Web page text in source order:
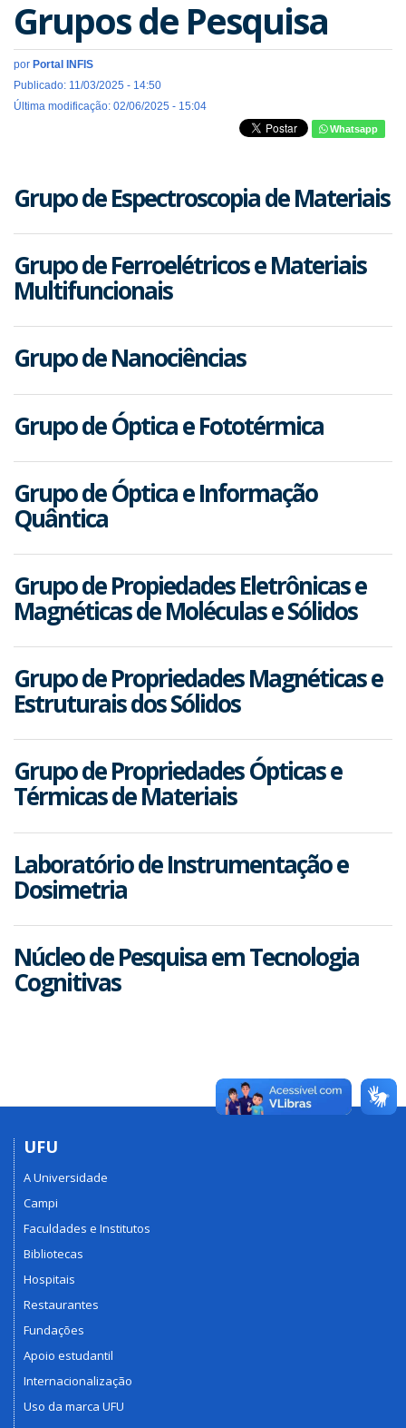
Grupos de Pesquisa
por Portal INFIS
Publicado: 11/03/2025 - 14:50
Última modificação: 02/06/2025 - 15:04
Whatsapp
Grupo de Espectroscopia de Materiais
Grupo de Ferroelétricos e Materiais
Multifuncionais
Grupo de Nanociências
Grupo de Óptica e Fototérmica
Grupo de Óptica e Informação
Quântica
Grupo de Propiedades Eletrônicas e
Magnéticas de Moléculas e Sólidos
Grupo de Propriedades Magnéticas e
Estruturais dos Sólidos
Grupo de Propriedades Ópticas e
Térmicas de Materiais
Laboratório de Instrumentação e
Dosimetria
Núcleo de Pesquisa em Tecnologia
Cognitivas
UFU
A Universidade
Campi
Faculdades e Institutos
Bibliotecas
Hospitais
Restaurantes
Fundações
Apoio estudantil
Internacionalização
Uso da marca UFU